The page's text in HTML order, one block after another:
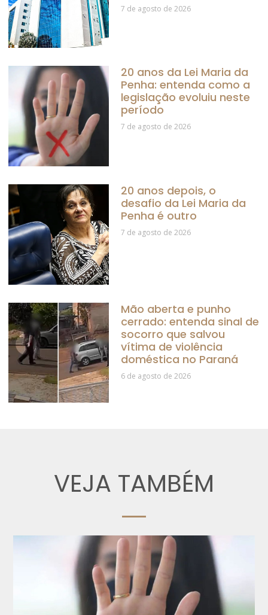
7 de agosto de 2026
20 anos da Lei Maria da
Penha: entenda como a
legislação evoluiu neste
período
7 de agosto de 2026
20 anos depois, o
desafio da Lei Maria da
Penha é outro
7 de agosto de 2026
Mão aberta e punho
cerrado: entenda sinal de
socorro que salvou
vítima de violência
doméstica no Paraná
6 de agosto de 2026
VEJA TAMBÉM